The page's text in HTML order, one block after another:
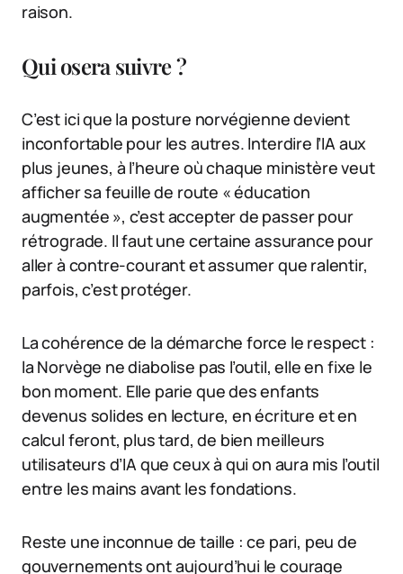
raison.
Qui osera suivre ?
C’est ici que la posture norvégienne devient
inconfortable pour les autres. Interdire l’IA aux
plus jeunes, à l’heure où chaque ministère veut
afficher sa feuille de route « éducation
augmentée », c’est accepter de passer pour
rétrograde. Il faut une certaine assurance pour
aller à contre-courant et assumer que ralentir,
parfois, c’est protéger.
La cohérence de la démarche force le respect :
la Norvège ne diabolise pas l’outil, elle en fixe le
bon moment. Elle parie que des enfants
devenus solides en lecture, en écriture et en
calcul feront, plus tard, de bien meilleurs
utilisateurs d’IA que ceux à qui on aura mis l’outil
entre les mains avant les fondations.
Reste une inconnue de taille : ce pari, peu de
gouvernements ont aujourd’hui le courage